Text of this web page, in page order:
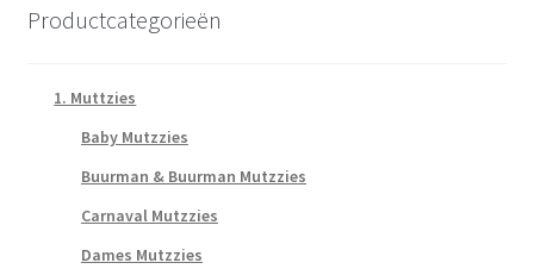
Productcategorieën
1. Muttzies
Baby Mutzzies
Buurman & Buurman Mutzzies
Carnaval Mutzzies
Dames Mutzzies